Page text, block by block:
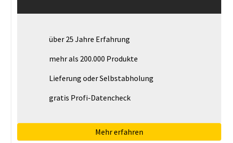
über 25 Jahre Erfahrung
mehr als 200.000 Produkte
Lieferung oder Selbstabholung
gratis Profi-Datencheck
Mehr erfahren